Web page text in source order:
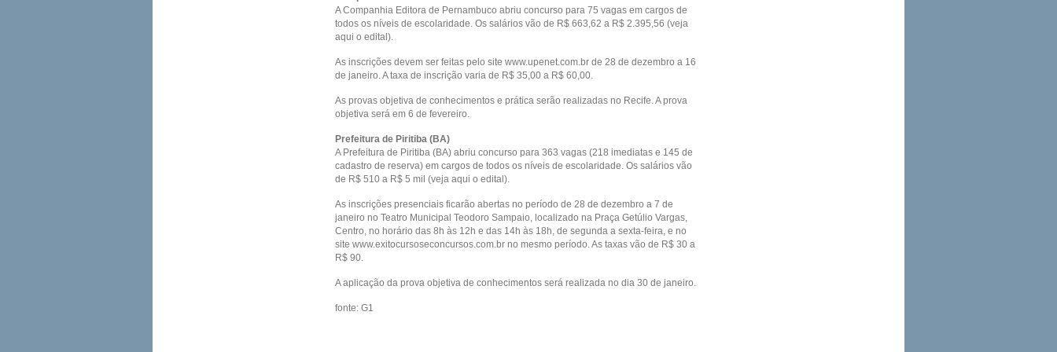
A Companhia Editora de Pernambuco abriu concurso para 75 vagas em cargos de
todos os níveis de escolaridade. Os salários vão de R$ 663,62 a R$ 2.395,56 (veja
aqui o edital).
As inscrições devem ser feitas pelo site www.upenet.com.br de 28 de dezembro a 16
de janeiro. A taxa de inscrição varia de R$ 35,00 a R$ 60,00.
As provas objetiva de conhecimentos e prática serão realizadas no Recife. A prova
objetiva será em 6 de fevereiro.
Prefeitura de Piritiba (BA)
A Prefeitura de Piritiba (BA) abriu concurso para 363 vagas (218 imediatas e 145 de
cadastro de reserva) em cargos de todos os níveis de escolaridade. Os salários vão
de R$ 510 a R$ 5 mil (veja aqui o edital).
As inscrições presenciais ficarão abertas no período de 28 de dezembro a 7 de
janeiro no Teatro Municipal Teodoro Sampaio, localizado na Praça Getúlio Vargas,
Centro, no horário das 8h às 12h e das 14h às 18h, de segunda a sexta-feira, e no
site www.exitocursoseconcursos.com.br no mesmo período. As taxas vão de R$ 30 a
R$ 90.
A aplicação da prova objetiva de conhecimentos será realizada no dia 30 de janeiro.
fonte: G1